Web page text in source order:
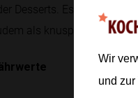
Desserts. Es kann mit
als knuspriges
Wir
und